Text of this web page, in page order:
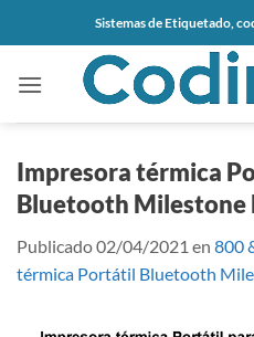
al
Sistemas de Etiquetado,
Impresora térmica
Bluetooth Milestone
Publicado02/04/2021 en 800
térmica Portátil Bluetooth